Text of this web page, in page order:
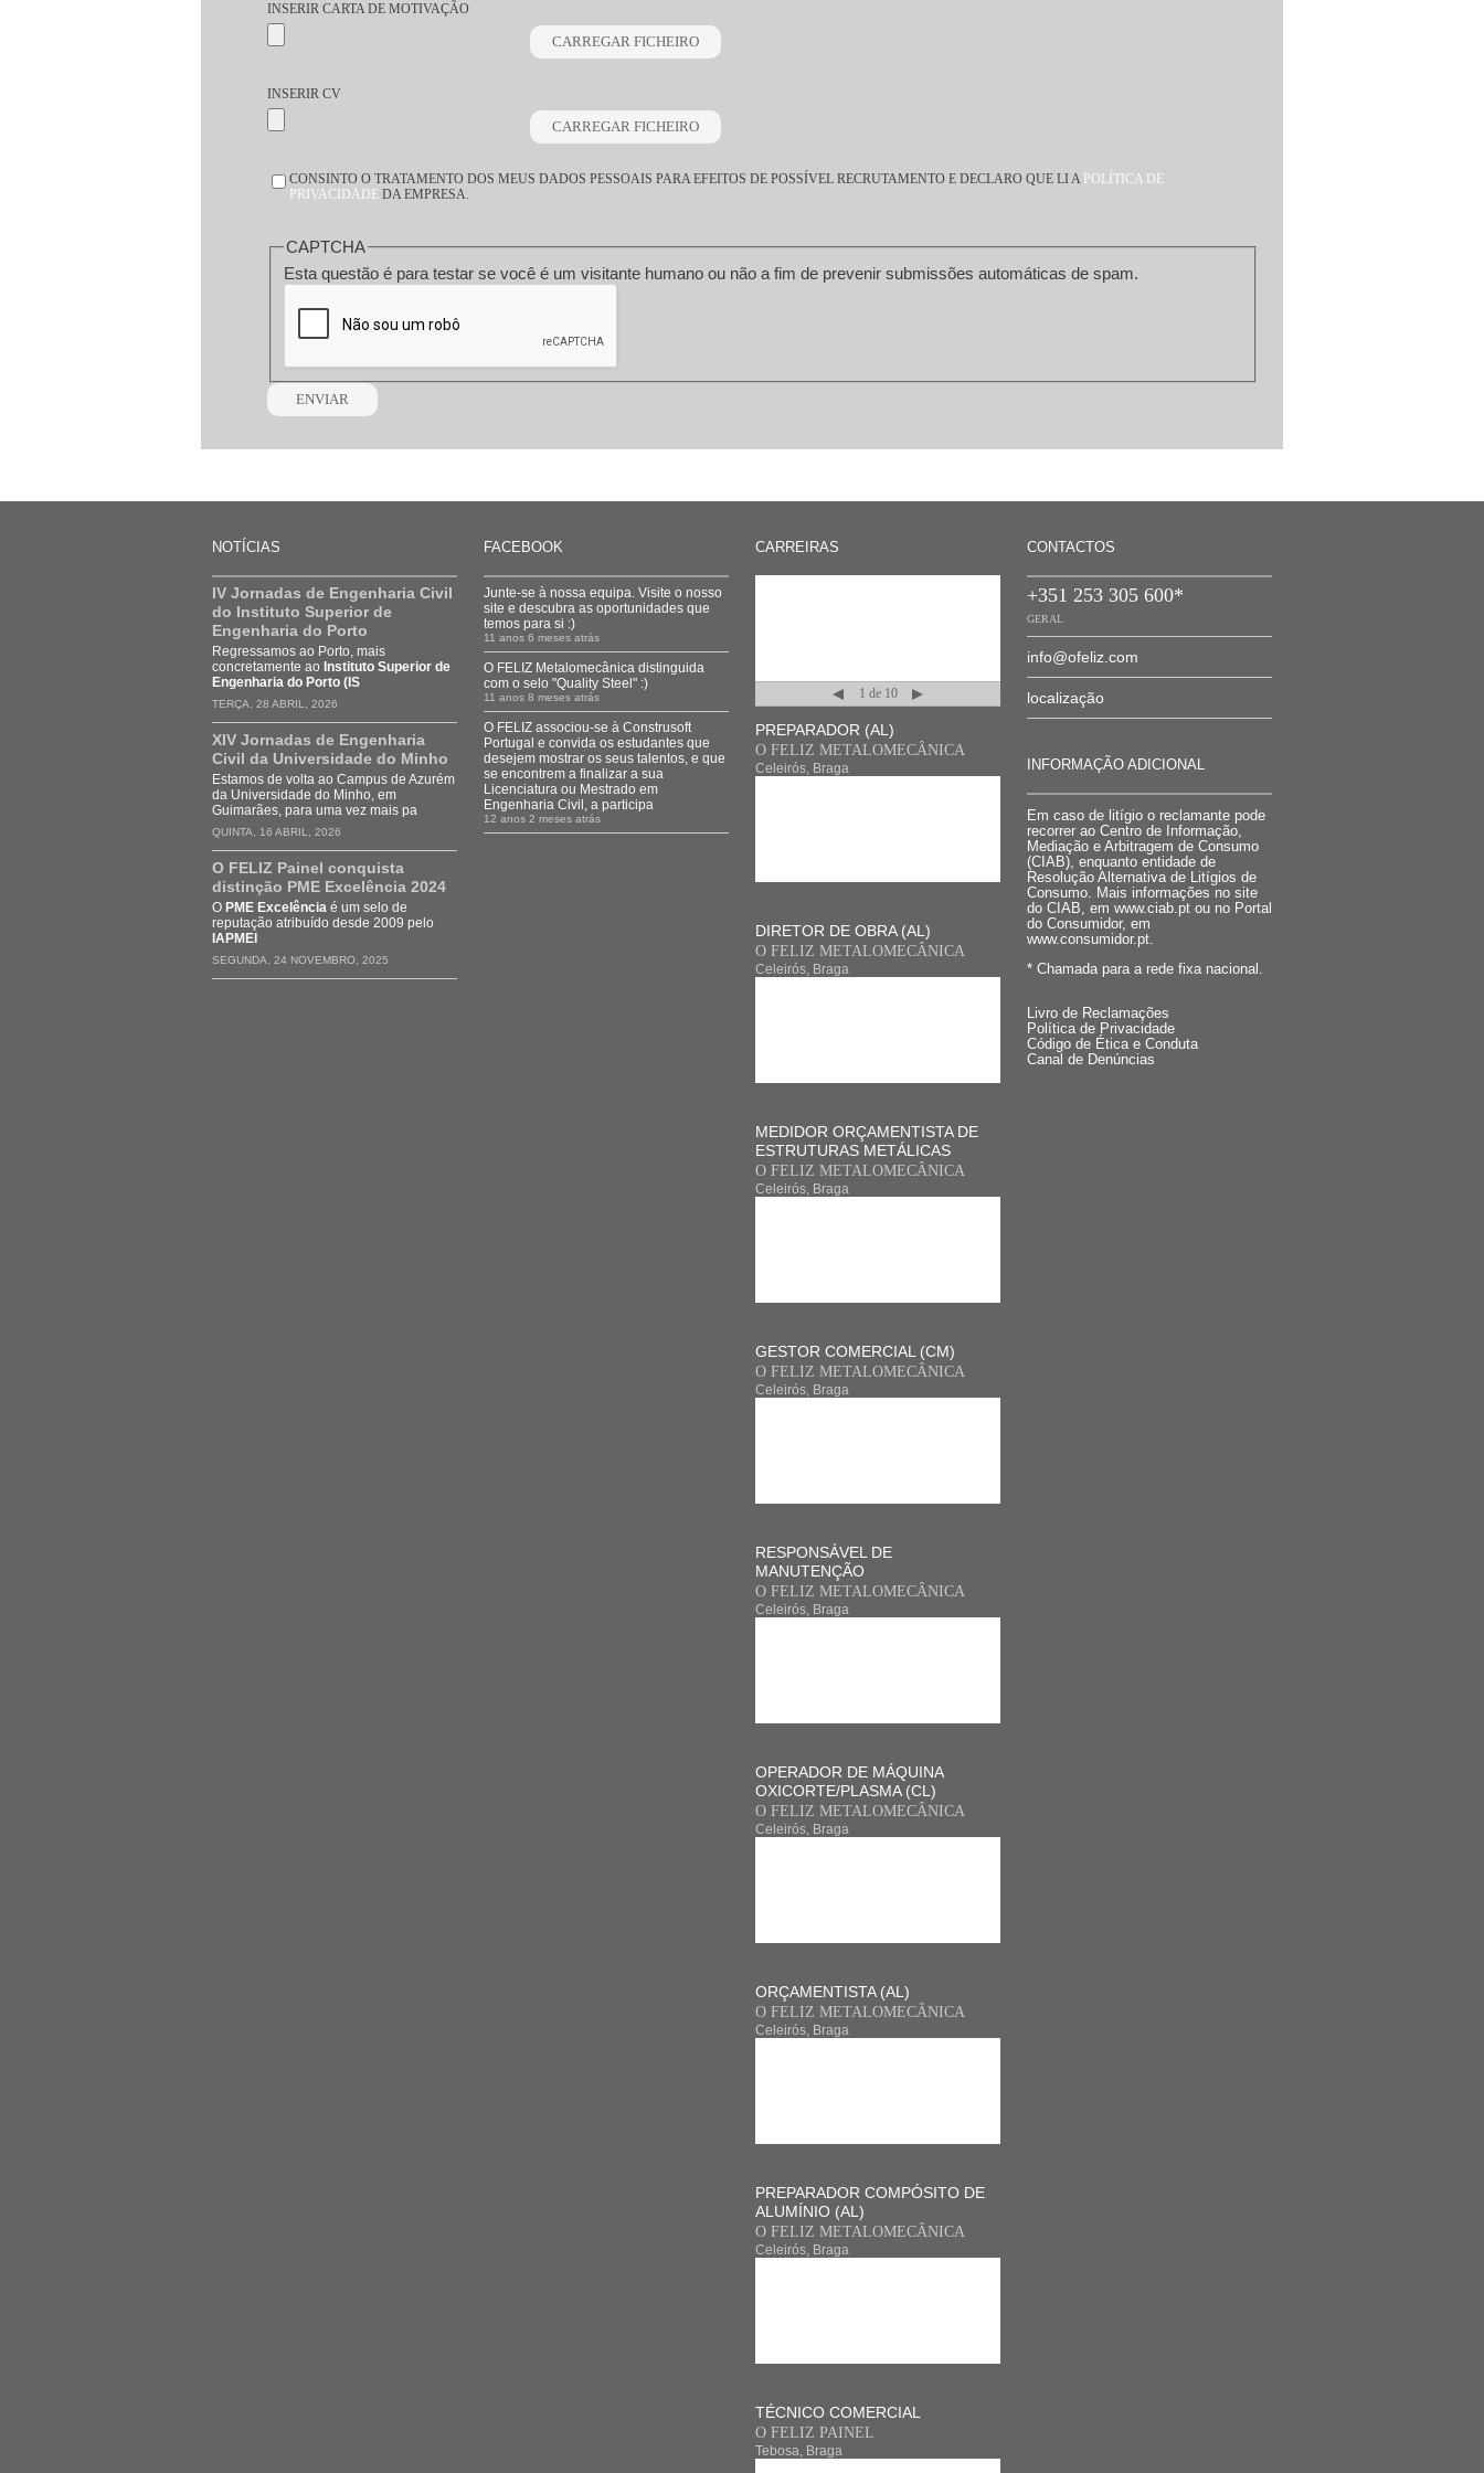
INSERIR CARTA DE MOTIVAÇÃO
INSERIR CV
CONSENTIMENTO*
CONSINTO O TRATAMENTO DOS MEUS DADOS PESSOAIS PARA EFEITOS DE POSSÍVEL RECRUTAMENTO E DECLARO QUE LI A POLÍTICA DE
PRIVACIDADE DA EMPRESA.
CAPTCHA
Esta questão é para testar se você é um visitante humano ou não a fim de prevenir submissões automáticas de spam.
NOTÍCIAS
IV Jornadas de Engenharia Civil
do Instituto Superior de
Engenharia do Porto
Regressamos ao Porto, mais
concretamente ao Instituto Superior de
Engenharia do Porto (IS
TERÇA, 28 ABRIL, 2026
XIV Jornadas de Engenharia
Civil da Universidade do Minho
Estamos de volta ao Campus de Azurém
da Universidade do Minho, em
Guimarães, para uma vez mais pa
QUINTA, 16 ABRIL, 2026
O FELIZ Painel conquista
distinção PME Excelência 2024
O PME Excelência é um selo de
reputação atribuído desde 2009 pelo
IAPMEI
SEGUNDA, 24 NOVEMBRO, 2025
FACEBOOK
Junte-se à nossa equipa. Visite o nosso
site e descubra as oportunidades que
temos para si :)
11 anos 6 meses atrás
O FELIZ Metalomecânica distinguida
com o selo "Quality Steel" :)
11 anos 8 meses atrás
O FELIZ associou-se à Construsoft
Portugal e convida os estudantes que
desejem mostrar os seus talentos, e que
se encontrem a finalizar a sua
Licenciatura ou Mestrado em
Engenharia Civil, a participa
12 anos 2 meses atrás
CARREIRAS
Anterior Próximo
1 de 10
PREPARADOR (AL)
O FELIZ METALOMECÂNICA
Celeirós, Braga
DIRETOR DE OBRA (AL)
O FELIZ METALOMECÂNICA
Celeirós, Braga
MEDIDOR ORÇAMENTISTA DE
ESTRUTURAS METÁLICAS
O FELIZ METALOMECÂNICA
Celeirós, Braga
GESTOR COMERCIAL (CM)
O FELIZ METALOMECÂNICA
Celeirós, Braga
RESPONSÁVEL DE
MANUTENÇÃO
O FELIZ METALOMECÂNICA
Celeirós, Braga
OPERADOR DE MÁQUINA
OXICORTE/PLASMA (CL)
O FELIZ METALOMECÂNICA
Celeirós, Braga
ORÇAMENTISTA (AL)
O FELIZ METALOMECÂNICA
Celeirós, Braga
PREPARADOR COMPÓSITO DE
ALUMÍNIO (AL)
O FELIZ METALOMECÂNICA
Celeirós, Braga
TÉCNICO COMERCIAL
O FELIZ PAINEL
Tebosa, Braga
CONTACTOS
+351 253 305 600*
GERAL
info@ofeliz.com
localização
INFORMAÇÃO ADICIONAL
Em caso de litígio o reclamante pode
recorrer ao Centro de Informação,
Mediação e Arbitragem de Consumo
(CIAB), enquanto entidade de
Resolução Alternativa de Litígios de
Consumo. Mais informações no site
do CIAB, em www.ciab.pt ou no Portal
do Consumidor, em
www.consumidor.pt.
* Chamada para a rede fixa nacional.
Livro de Reclamações
Política de Privacidade
Código de Ética e Conduta
Canal de Denúncias